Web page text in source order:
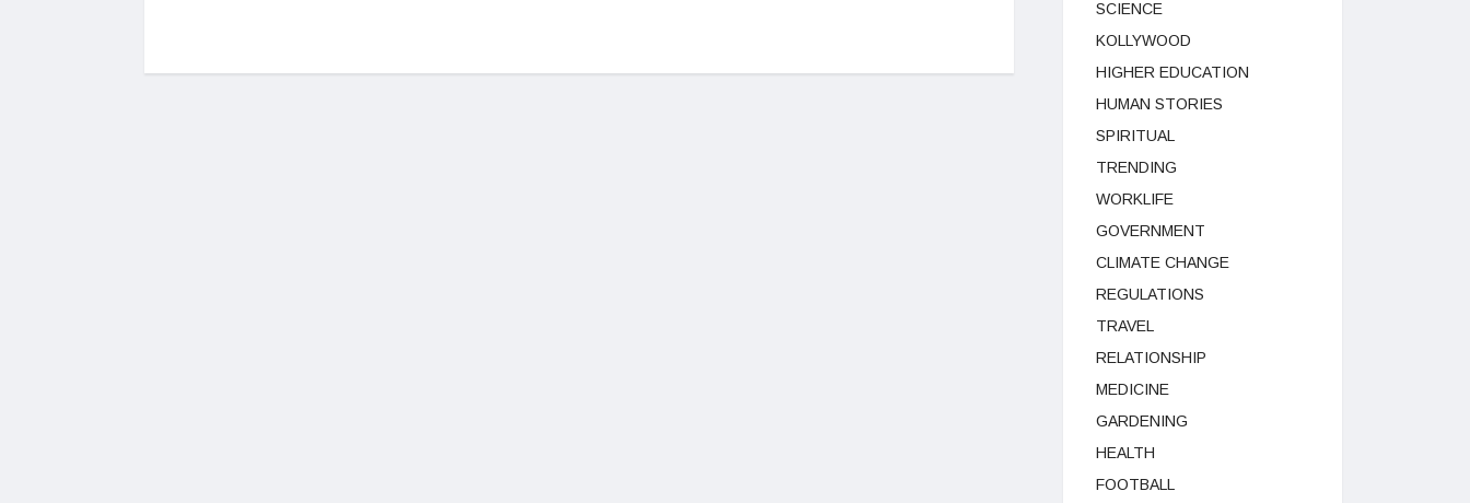
SCIENCE
KOLLYWOOD
HIGHER EDUCATION
HUMAN STORIES
SPIRITUAL
TRENDING
WORKLIFE
GOVERNMENT
CLIMATE CHANGE
REGULATIONS
TRAVEL
RELATIONSHIP
MEDICINE
GARDENING
HEALTH
FOOTBALL